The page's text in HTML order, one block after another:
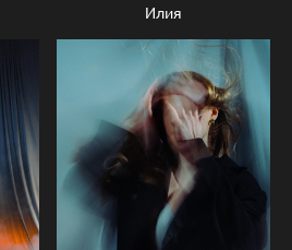
Илия